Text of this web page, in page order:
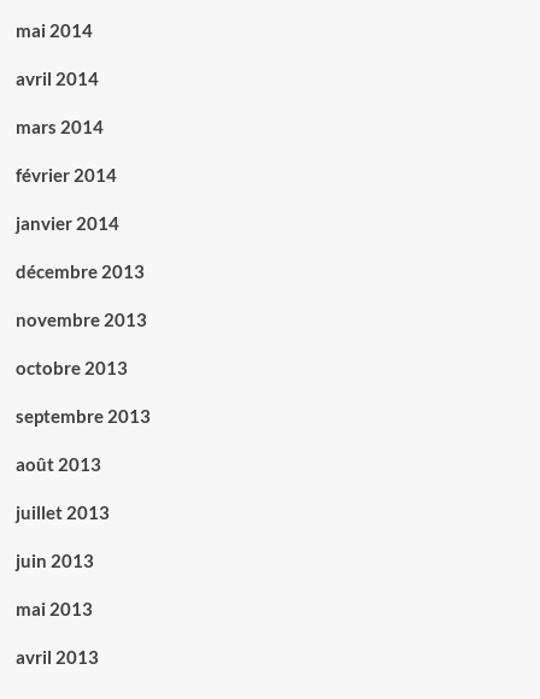
mai 2014
avril 2014
mars 2014
février 2014
janvier 2014
décembre 2013
novembre 2013
octobre 2013
septembre 2013
août 2013
juillet 2013
juin 2013
mai 2013
avril 2013